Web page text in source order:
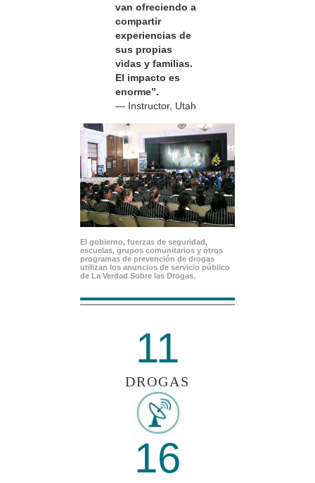
van ofreciendo a
compartir
experiencias de
sus propias
vidas y familias.
El impacto es
enorme”.
— Instructor, Utah
El gobierno, fuerzas de seguridad,
escuelas, grupos comunitarios y otros
programas de prevención de drogas
utilizan los anuncios de servicio público
de La Verdad Sobre las Drogas.
11
DROGAS
16